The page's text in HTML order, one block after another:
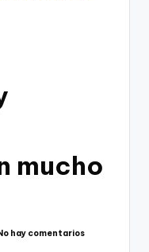
mucho
hay comentarios